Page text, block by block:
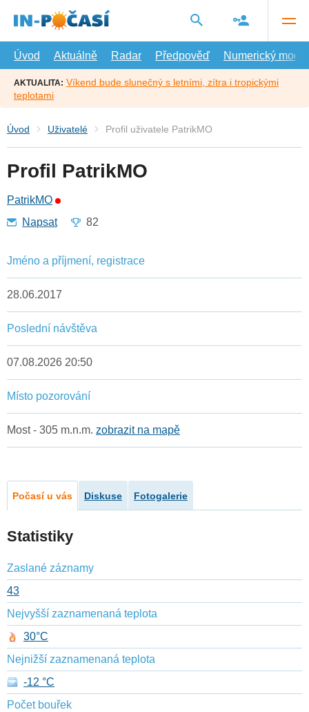
hlavní
Úvod
Aktuálně Radar Předpověď Numerický model
AKTUALITA: Víkend bude slunečný s letními, zítra i tropickými
teplotami
Úvod Uživatelé Profil uživatele PatrikMO
Profil PatrikMO
PatrikMO
Napsat
82
Jméno a příjmení, registrace
28.06.2017
Poslední návštěva
07.08.2026 20:50
Místo pozorování
Most - 305 m.n.m. zobrazit na mapě
Počasí u vás Diskuse Fotogalerie
Statistiky
Zaslané záznamy
43
Nejvyšší zaznamenaná teplota
30°C
Nejnižší zaznamenaná teplota
-12 °C
Počet bouřek